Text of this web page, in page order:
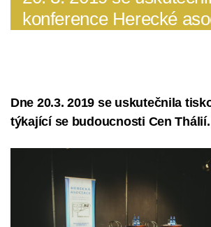
konference Herecké
Dne 20.3. 2019 se uskutečnila
týkající se budoucnosti Cen Thálií.